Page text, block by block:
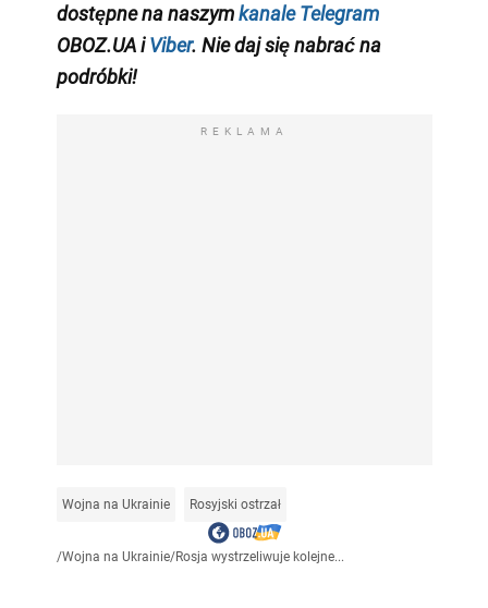
dostępne na naszymkanale Telegram
OBOZ.UA iViber. Nie daj się nabrać na
podróbki!
REKLAMA
Wojna na Ukrainie Rosyjski ostrzał
/Wojna na Ukrainie/Rosja wystrzeliwuje kolejne...